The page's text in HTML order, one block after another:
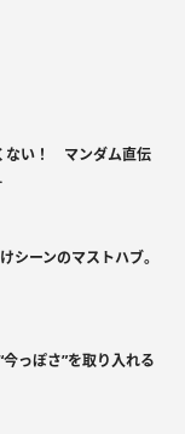
ない！ マンダム直伝
シーンのマストハブ。
今っぽさ”を取り入れる